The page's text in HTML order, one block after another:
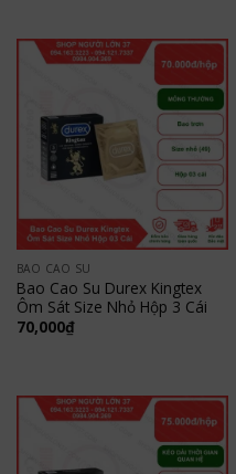
BAO CAO SU
Bao Cao Su Durex Kingtex
Ôm Sát Size Nhỏ Hộp 3 Cái
70,000₫